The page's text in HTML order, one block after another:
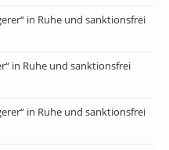
in Ruhe und sanktionsfrei
in Ruhe und sanktionsfrei
in Ruhe und sanktionsfrei